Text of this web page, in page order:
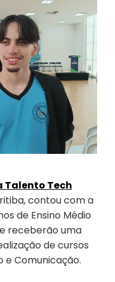
Talento Tech
contou com a
de Ensino Médio
receberão uma
de cursos
e Comunicação.